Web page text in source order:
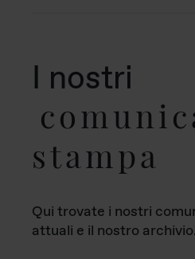
I nostri
stampa
Qui trovate i nostri
attuali e il nostro archivio.